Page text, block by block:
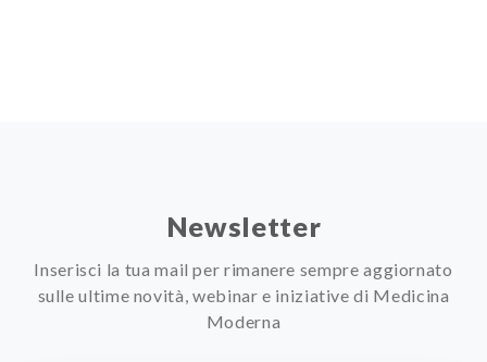
Newsletter
Inserisci la tua mail per rimanere sempre aggiornato
sulle ultime novità, webinar e iniziative di Medicina
Moderna